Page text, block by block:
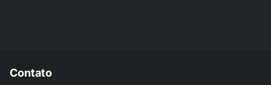
Contato